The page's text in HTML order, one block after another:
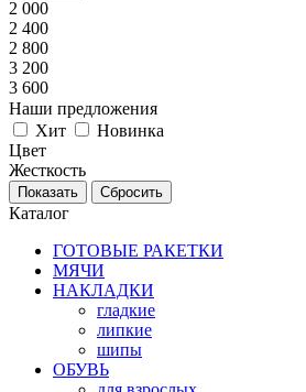
2 000
2 400
2 800
3 200
3 600
Наши предложения
Хит
Новинка
Цвет
Жесткость
Каталог
ГОТОВЫЕ РАКЕТКИ
МЯЧИ
НАКЛАДКИ
гладкие
липкие
шипы
ОБУВЬ